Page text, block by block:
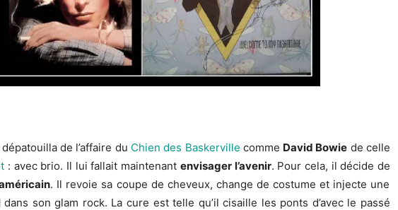
de l’affaire du Chien des Baskerville comme David Bowie de celle
: avec brio. Il lui fallait maintenant envisager l’avenir. Pour cela, il décide de
. Il revoie sa coupe de cheveux, change de costume et injecte une
dans son glam rock. La cure est telle qu’il cisaille les ponts d’avec le passé